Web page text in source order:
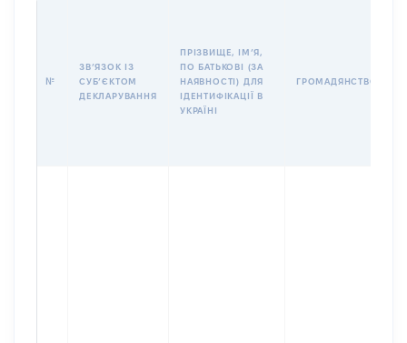
№
ЗВʼЯЗОК ІЗ
СУБʼЄКТОМ
ДЕКЛАРУВАННЯ
ПРІЗВИЩЕ, ІМʼЯ,
ПО БАТЬКОВІ (ЗА
НАЯВНОСТІ) ДЛЯ
ІДЕНТИФІКАЦІЇ В
УКРАЇНІ
ГРОМАДЯНСТВО